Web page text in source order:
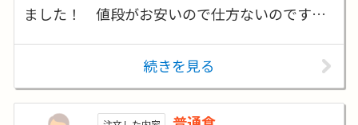
ました！ 値段がお安いので仕方ないのです…
続きを見る